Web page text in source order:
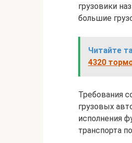
грузовики
большие
Читайте
4320
Требования
грузовых
исполнения
транспорта